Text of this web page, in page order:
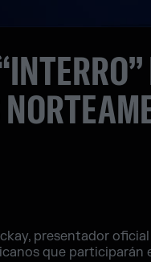
presentador
que participarán